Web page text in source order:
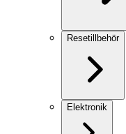
Resetillbehör
Elektronik